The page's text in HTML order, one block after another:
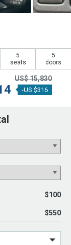
5
seats
5
doors
US$15,830
-US $316
$100
$550